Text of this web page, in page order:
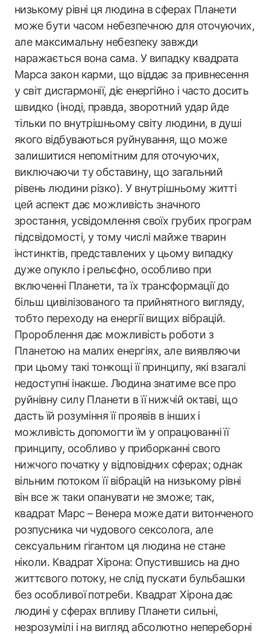
низькому рівні ця людина в сферах Планети
може бути часом небезпечною для оточуючих,
але максимальну небезпеку завжди
наражається вона сама. У випадку квадрата
Марса закон карми, що віддає за привнесення
у світ дисгармонії, діє енергійно і часто досить
швидко (іноді, правда, зворотний удар йде
тільки по внутрішньому світу людини, в душі
якого відбуваються руйнування, що може
залишитися непомітним для оточуючих,
виключаючи ту обставину, що загальний
рівень людини різко). У внутрішньому житті
цей аспект дає можливість значного
зростання, усвідомлення своїх грубих програм
підсвідомості, у тому числі майже тварин
інстинктів, представлених у цьому випадку
дуже опукло і рельєфно, особливо при
включенні Планети, та їх трансформації до
більш цивілізованого та прийнятного вигляду,
тобто переходу на енергії вищих вібрацій.
Пророблення дає можливість роботи з
Планетою на малих енергіях, але виявляючи
при цьому такі тонкощі її принципу, які взагалі
недоступні інакше. Людина знатиме все про
руйнівну силу Планети в її нижчій октаві, що
дасть їй розуміння її проявів в інших і
можливість допомогти їм у опрацюванні її
принципу, особливо у приборканні свого
нижчого початку у відповідних сферах; однак
вільним потоком її вібрацій на низькому рівні
він все ж таки опанувати не зможе; так,
квадрат Марс – Венера може дати витонченого
розпусника чи чудового сексолога, але
сексуальним гігантом ця людина не стане
ніколи. Квадрат Хірона: Опустившись на дно
життєвого потоку, не слід пускати бульбашки
без особливої потреби. Квадрат Хірона дає
людині у сферах впливу Планети сильні,
незрозумілі і на вигляд абсолютно непереборні